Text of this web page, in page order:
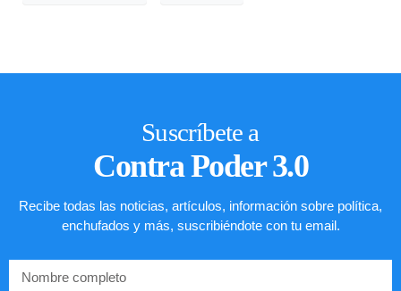
Suscríbete a
Contra Poder 3.0
Recibe todas las noticias, artículos, información sobre política,
enchufados y más, suscribiéndote con tu email.